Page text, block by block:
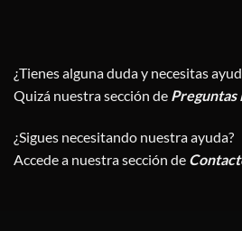
¿Tienes alguna duda y necesitas
Quizá nuestra sección de Preguntas
¿Sigues necesitando nuestra ayuda?
Accede a nuestra sección de